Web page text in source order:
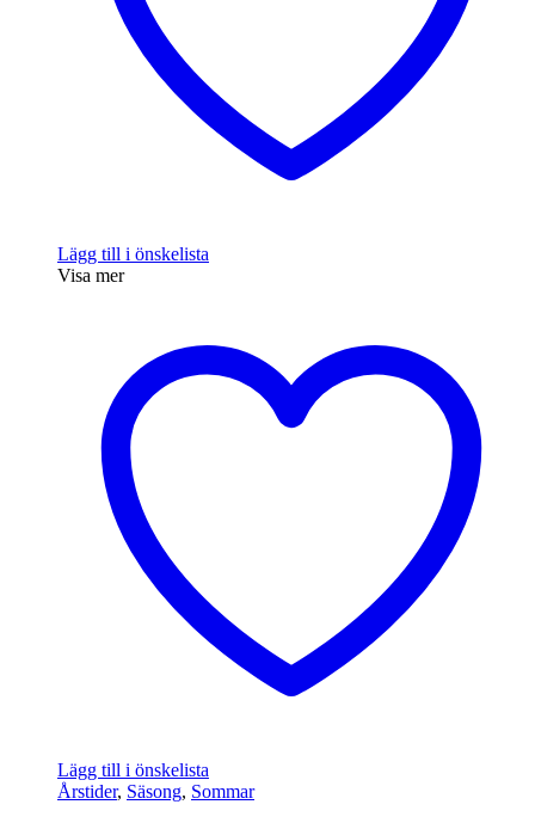
Lägg till i önskelista
Visa mer
Lägg till i önskelista
Årstider, Säsong, Sommar